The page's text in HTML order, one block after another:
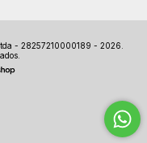
- 28257210000189 - 2026.